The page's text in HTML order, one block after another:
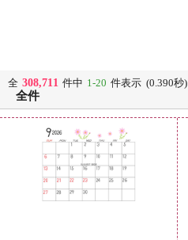
全 308,711 件中 1-20 件表示 (0.390秒)
全件